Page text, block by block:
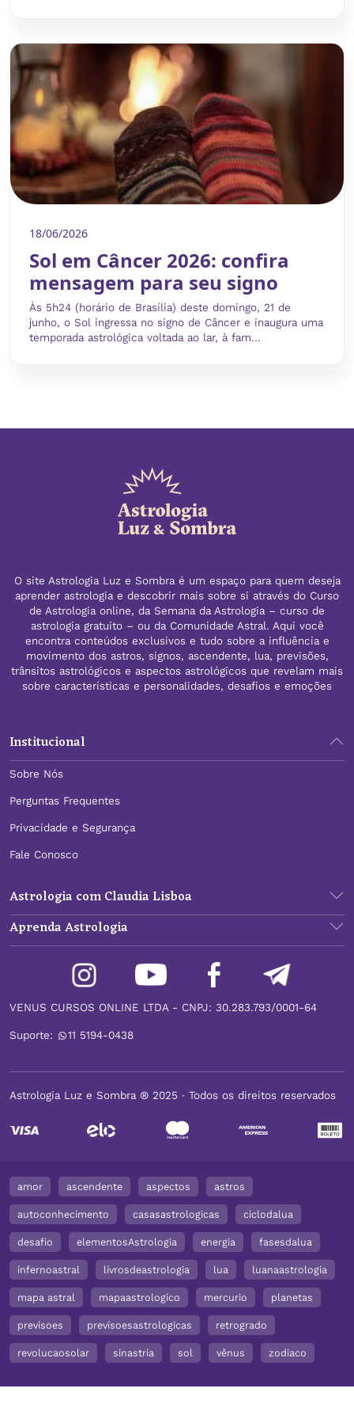
18/06/2026
Sol em Câncer 2026: confira
mensagem para seu signo
Às 5h24 (horário de Brasília) deste domingo, 21 de
junho, o Sol ingressa no signo de Câncer e inaugura uma
temporada astrológica voltada ao lar, à fam...
O site Astrologia Luz e Sombra é um espaço para quem deseja
aprender astrologia e descobrir mais sobre si através do Curso
de Astrologia online, da Semana da Astrologia – curso de
astrologia gratuito – ou da Comunidade Astral. Aqui você
encontra conteúdos exclusivos e tudo sobre a influência e
movimento dos astros, signos, ascendente, lua, previsões,
trânsitos astrológicos e aspectos astrológicos que revelam mais
sobre características e personalidades, desafios e emoções
Institucional
Sobre Nós
Perguntas Frequentes
Privacidade e Segurança
Fale Conosco
Astrologia com Claudia Lisboa
Aprenda Astrologia
VENUS CURSOS ONLINE LTDA - CNPJ: 30.283.793/0001-64
Suporte: 11 5194-0438
Astrologia Luz e Sombra ® 2025 ∙ Todos os direitos reservados
amor ascendente aspectos astros
autoconhecimento casasastrologicas ciclodalua
desafio elementosAstrologia energia fasesdalua
infernoastral livrosdeastrologia lua luanaastrologia
mapa astral mapaastrologico mercurio planetas
previsoes previsoesastrologicas retrogrado
revolucaosolar sinastria sol vênus zodiaco